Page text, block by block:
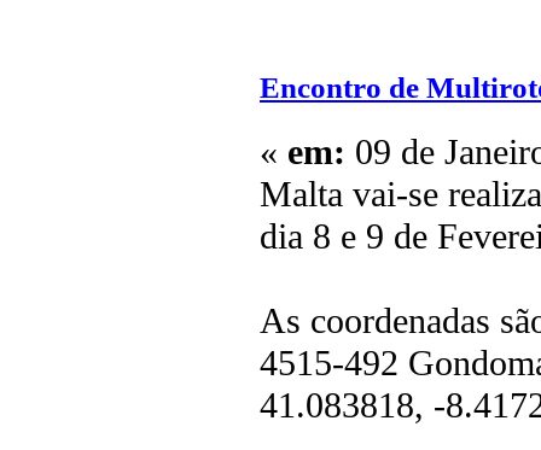
Encontro de
« em: 09 de
Malta vai-se
dia 8 e 9 de
As coordenadas
4515-492
41.083818, -